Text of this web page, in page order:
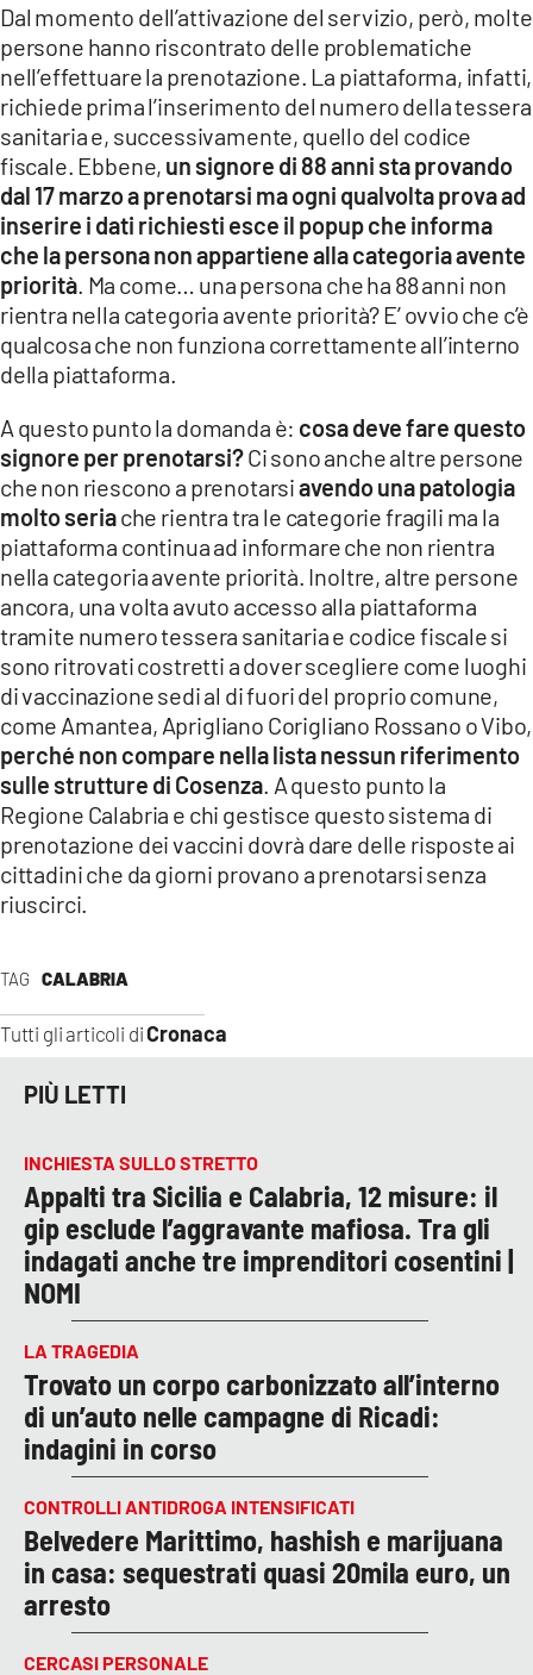
LACAPITALENEWS.IT
App
ANDROID
APPLE
TAG CALABRIA
Tutti gli articoli diCronaca
Dal momento dell’attivazione del servizio, però, molte
persone hanno riscontrato delle problematiche
nell’effettuare la prenotazione. La piattaforma, infatti,
richiede prima l’inserimento del numero della tessera
sanitaria e, successivamente, quello del codice
fiscale. Ebbene, un signore di 88 anni sta provando
dal 17 marzo a prenotarsi ma ogni qualvolta prova ad
inserire i dati richiesti esce il popup che informa
che la persona non appartiene alla categoria avente
priorità . Ma come… una persona che ha 88 anni non
rientra nella categoria avente priorità? E’ ovvio che c’è
qualcosa che non funziona correttamente all’interno
della piattaforma.
A questo punto la domanda è: cosa deve fare questo
signore per prenotarsi?Ci sono anche altre persone
che non riescono a prenotarsiavendo una patologia
molto seriache rientra tra le categorie fragili ma la
piattaforma continua ad informare che non rientra
nella categoria avente priorità. Inoltre, altre persone
ancora, una volta avuto accesso alla piattaforma
tramite numero tessera sanitaria e codice fiscale si
sono ritrovati costretti a dover scegliere come luoghi
di vaccinazione sedi al di fuori del proprio comune,
come Amantea, Aprigliano Corigliano Rossano o Vibo,
perché non compare nella lista nessun riferimento
sulle strutture di Cosenza . A questo punto la
Regione Calabria e chi gestisce questo sistema di
prenotazione dei vaccini dovrà dare delle risposte ai
cittadini che da giorni provano a prenotarsi senza
riuscirci.
PIÙ LETTI
INCHIESTA SULLO STRETTO
Appalti tra Sicilia e Calabria, 12 misure: il
gip esclude l’aggravante mafiosa. Tra gli
indagati anche tre imprenditori cosentini |
NOMI
LA TRAGEDIA
Trovato un corpo carbonizzato all’interno
di un’auto nelle campagne di Ricadi:
indagini in corso
CONTROLLI ANTIDROGA INTENSIFICATI
Belvedere Marittimo, hashish e marijuana
in casa: sequestrati quasi 20mila euro, un
arresto
CERCASI PERSONALE